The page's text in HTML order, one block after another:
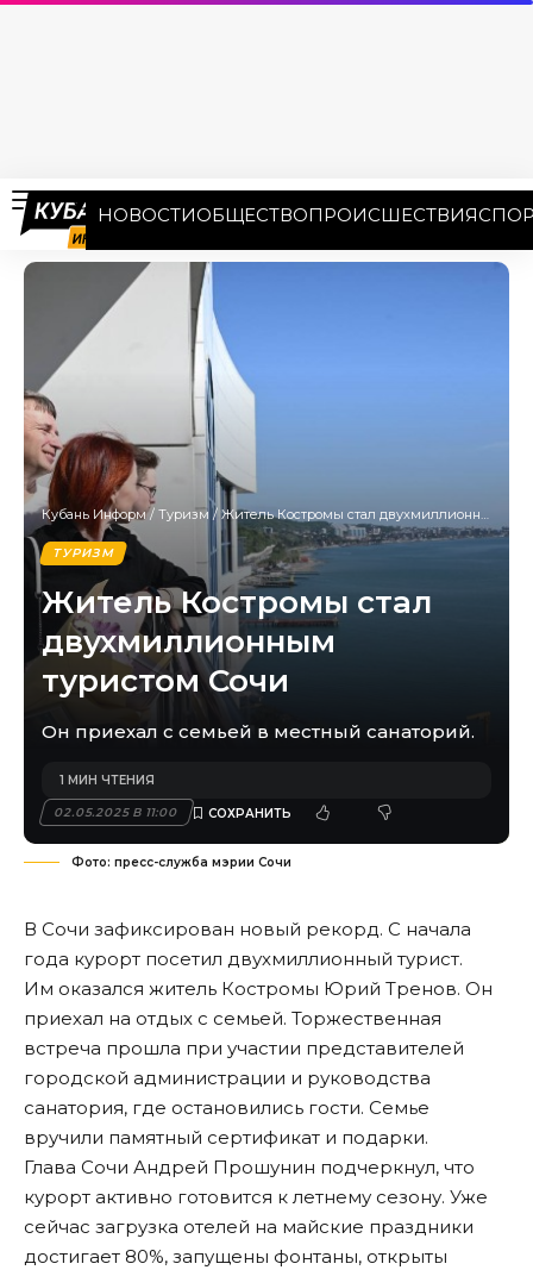
НОВОСТИОБЩЕСТВОПРОИСШЕСТВИЯ
Кубань Информ/ Туризм / Житель Костромы стал двухмиллионным туристом Сочи
ТУРИЗМ
Житель Костромы стал
двухмиллионным
туристом Сочи
Он приехал с семьей в местный санаторий.
02.05.2025 В 11:00
1 МИН ЧТЕНИЯ
Фото: пресс-служба мэрии Сочи
В Сочи зафиксирован новый рекорд. С начала
года курорт посетил двухмиллионный турист.
Им оказался житель Костромы Юрий Тренов. Он
приехал на отдых с семьей. Торжественная
встреча прошла при участии представителей
городской администрации и руководства
санатория, где остановились гости. Семье
вручили памятный сертификат и подарки.
Глава Сочи Андрей Прошунин подчеркнул, что
курорт активно готовится к летнему сезону. Уже
сейчас загрузка отелей на майские праздники
достигает 80%, запущены фонтаны, открыты